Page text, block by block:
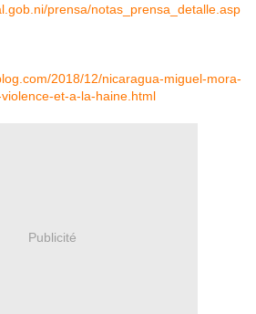
prensa/notas_prensa_detalle.asp
2018/12/nicaragua-miguel-mora-
et-a-la-haine.html
Publicité